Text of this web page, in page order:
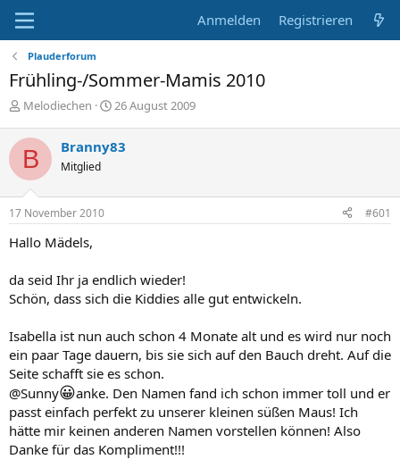
Anmelden Registrieren
Plauderforum
Frühling-/Sommer-Mamis 2010
E
s
t
e
l
l
e
Melodiechen
E
t
l
26 August 2009
B Branny83
Mitglied
17 November 2010 #601
Hallo Mädels,
da seid Ihr ja endlich wieder!
Schön, dass sich die Kiddies alle gut entwickeln.
Isabella ist nun auch schon 4 Monate alt und es wird nur noch
ein paar Tage dauern, bis sie sich auf den Bauch dreht. Auf die
Seite schafft sie es schon.
@Sunny😀anke. Den Namen fand ich schon immer toll und er
passt einfach perfekt zu unserer kleinen süßen Maus! Ich
hätte mir keinen anderen Namen vorstellen können! Also
Danke für das Kompliment!!!